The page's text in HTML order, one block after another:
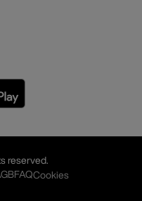
reserved.
FAQCookies